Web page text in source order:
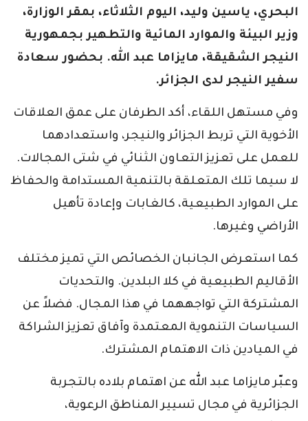
البحري، ياسين وليد، اليوم الثلاثاء، بمقر الوزارة،
وزير البيئة والموارد المائية والتطهير بجمهورية
النيجر الشقيقة، مايزاما عبد الله. بحضور سعادة
سفير النيجر لدى الجزائر.
وفي مستهل اللقاء، أكد الطرفان على عمق العلاقات
الأخوية التي تربط الجزائر والنيجر، واستعدادهما
للعمل على تعزيز التعاون الثنائي في شتى المجالات.
لا سيما تلك المتعلقة بالتنمية المستدامة والحفاظ
على الموارد الطبيعية، كالغابات وإعادة تأهيل
الأراضي وغيرها.
كما استعرض الجانبان الخصائص التي تميز مختلف
الأقاليم الطبيعية في كلا البلدين. والتحديات
المشتركة التي تواجههما في هذا المجال. فضلاً عن
السياسات التنموية المعتمدة وآفاق تعزيز الشراكة
في الميادين ذات الاهتمام المشترك.
وعبّر مايزاما عبد الله عن اهتمام بلاده بالتجربة
الجزائرية في مجال تسيير المناطق الرعوية،